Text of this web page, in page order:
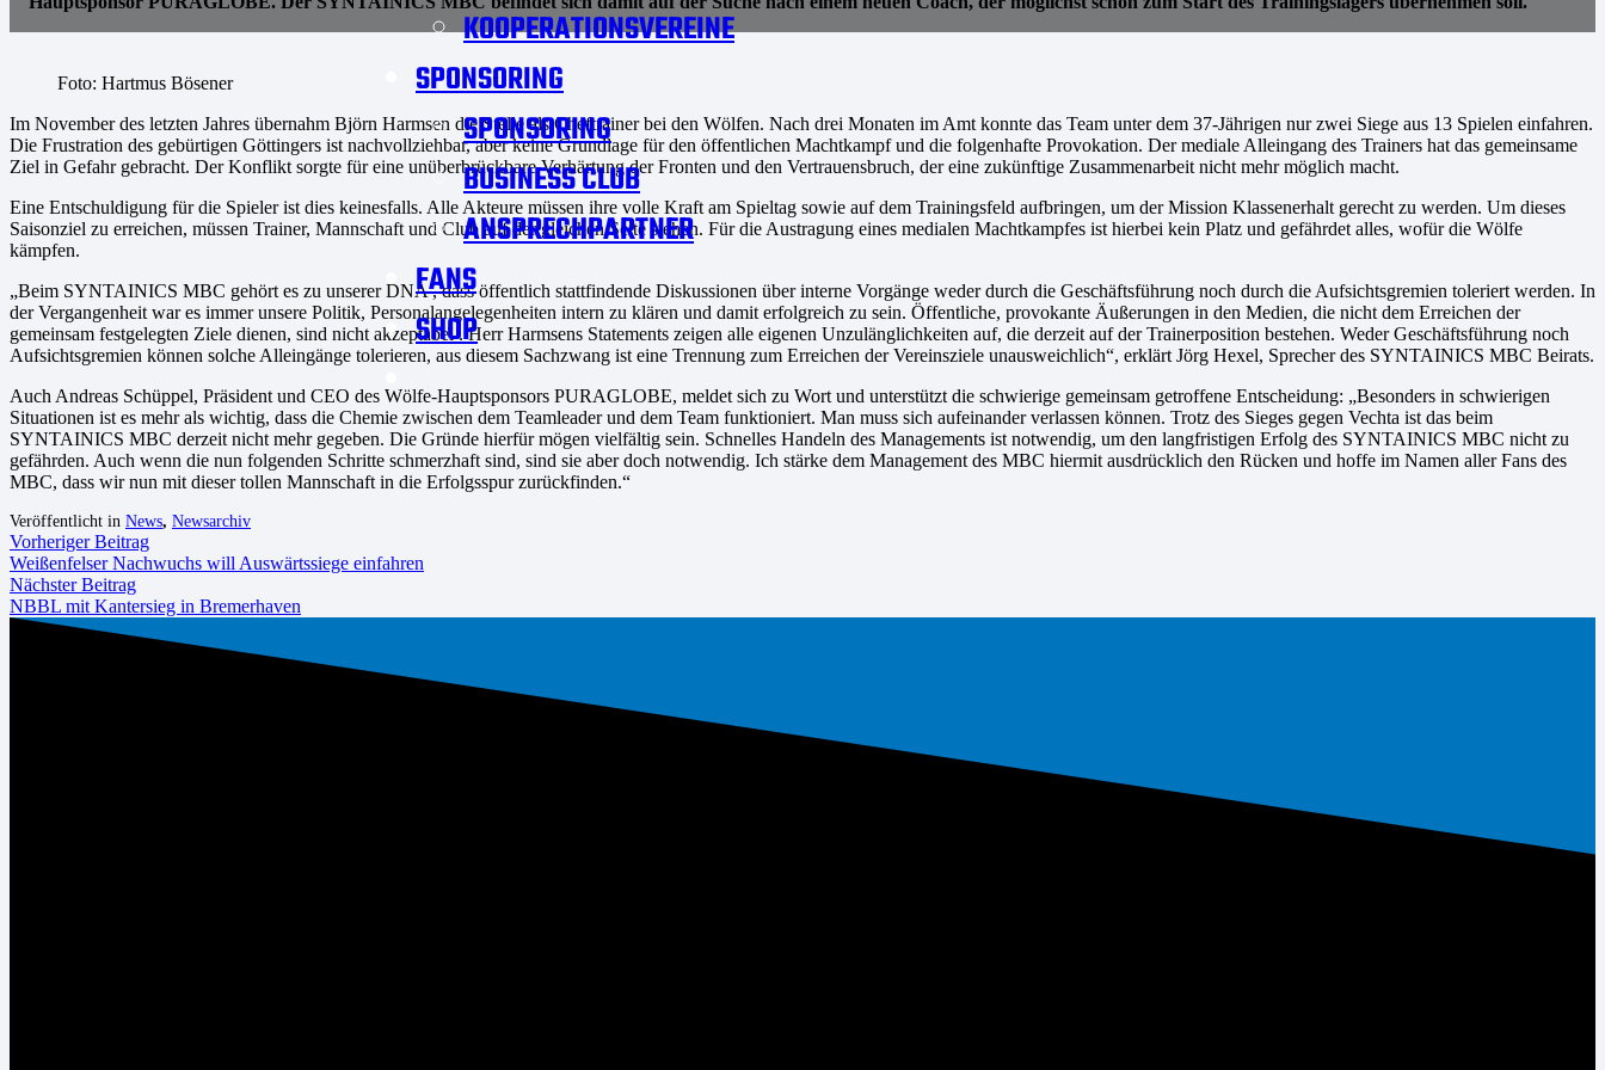
KOOPERATIONSVEREINE
SPONSORING
SPONSORING
BUSINESS CLUB
ANSPRECHPARTNER
FANS
SHOP
Foto: Hartmus Bösener
Im November des letzten Jahres übernahm Björn Harmsen die Stelle als Cheftrainer bei den Wölfen. Nach drei Monaten im Amt konnte das Team unter dem 37-Jährigen nur zwei Siege aus 13 Spielen einfahren.
Die Frustration des gebürtigen Göttingers ist nachvollziehbar, aber keine Grundlage für den öffentlichen Machtkampf und die folgenhafte Provokation. Der mediale Alleingang des Trainers hat das gemeinsame
Ziel in Gefahr gebracht. Der Konflikt sorgte für eine unüberbrückbare Verhärtung der Fronten und den Vertrauensbruch, der eine zukünftige Zusammenarbeit nicht mehr möglich macht.
Eine Entschuldigung für die Spieler ist dies keinesfalls. Alle Akteure müssen ihre volle Kraft am Spieltag sowie auf dem Trainingsfeld aufbringen, um der Mission Klassenerhalt gerecht zu werden. Um dieses
Saisonziel zu erreichen, müssen Trainer, Mannschaft und Club auf der gleichen Seite stehen. Für die Austragung eines medialen Machtkampfes ist hierbei kein Platz und gefährdet alles, wofür die Wölfe
kämpfen.
„Beim SYNTAINICS MBC gehört es zu unserer DNA , dass öffentlich stattfindende Diskussionen über interne Vorgänge weder durch die Geschäftsführung noch durch die Aufsichtsgremien toleriert werden. In
der Vergangenheit war es immer unsere Politik, Personalangelegenheiten intern zu klären und damit erfolgreich zu sein. Öffentliche, provokante Äußerungen in den Medien, die nicht dem Erreichen der
gemeinsam festgelegten Ziele dienen, sind nicht akzeptabel . Herr Harmsens Statements zeigen alle eigenen Unzulänglichkeiten auf, die derzeit auf der Trainerposition bestehen. Weder Geschäftsführung noch
Aufsichtsgremien können solche Alleingänge tolerieren, aus diesem Sachzwang ist eine Trennung zum Erreichen der Vereinsziele unausweichlich“, erklärt Jörg Hexel, Sprecher des SYNTAINICS MBC Beirats.
Auch Andreas Schüppel, Präsident und CEO des Wölfe-Hauptsponsors PURAGLOBE, meldet sich zu Wort und unterstützt die schwierige gemeinsam getroffene Entscheidung: „Besonders in schwierigen
Situationen ist es mehr als wichtig, dass die Chemie zwischen dem Teamleader und dem Team funktioniert. Man muss sich aufeinander verlassen können. Trotz des Sieges gegen Vechta ist das beim
SYNTAINICS MBC derzeit nicht mehr gegeben. Die Gründe hierfür mögen vielfältig sein. Schnelles Handeln des Managements ist notwendig, um den langfristigen Erfolg des SYNTAINICS MBC nicht zu
gefährden. Auch wenn die nun folgenden Schritte schmerzhaft sind, sind sie aber doch notwendig. Ich stärke dem Management des MBC hiermit ausdrücklich den Rücken und hoffe im Namen aller Fans des
MBC, dass wir nun mit dieser tollen Mannschaft in die Erfolgsspur zurückfinden.“
Veröffentlicht in News, Newsarchiv
Vorheriger Beitrag
Weißenfelser Nachwuchs will Auswärtssiege einfahren
Nächster Beitrag
NBBL mit Kantersieg in Bremerhaven